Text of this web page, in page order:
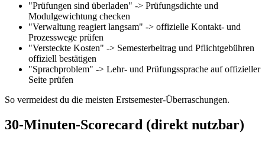
"Prüfungen sind überladen" -> Prüfungsdichte und
Modulgewichtung checken
"Verwaltung reagiert langsam" -> offizielle Kontakt- und
Prozesswege prüfen
"Versteckte Kosten" -> Semesterbeitrag und Pflichtgebühren
offiziell bestätigen
"Sprachproblem" -> Lehr- und Prüfungssprache auf offizieller
Seite prüfen
So vermeidest du die meisten Erstsemester-Überraschungen.
30-Minuten-Scorecard (direkt nutzbar)